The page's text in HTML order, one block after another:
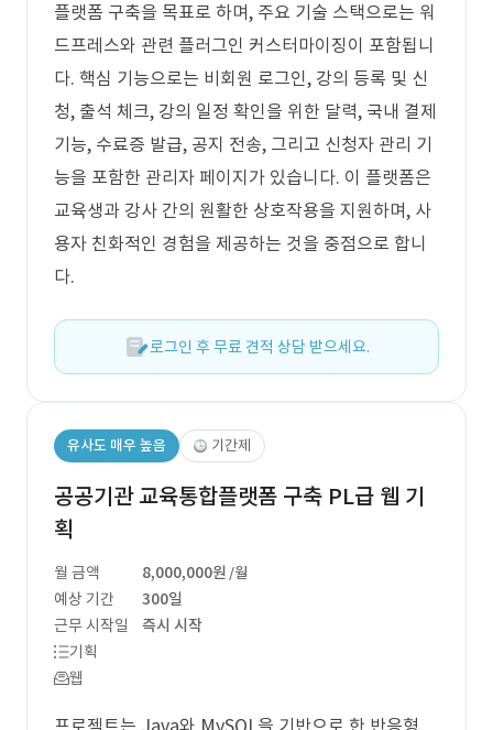
플랫폼 구축을 목표로 하며, 주요 기술 스택으로는 워
드프레스와 관련 플러그인 커스터마이징이 포함됩니
다. 핵심 기능으로는 비회원 로그인, 강의 등록 및 신
청, 출석 체크, 강의 일정 확인을 위한 달력, 국내 결제
기능, 수료증 발급, 공지 전송, 그리고 신청자 관리 기
능을 포함한 관리자 페이지가 있습니다. 이 플랫폼은
교육생과 강사 간의 원활한 상호작용을 지원하며, 사
용자 친화적인 경험을 제공하는 것을 중점으로 합니
다.
로그인 후 무료 견적 상담 받으세요.
유사도 매우 높음 기간제
공공기관 교육통합플랫폼 구축 PL급 웹 기
획
월 금액 8,000,000원 /월
예상 기간
300일
근무 시작일
즉시 시작
기획
웹
프로젝트는 Java와 MySQL을 기반으로 한 반응형